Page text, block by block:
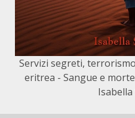
Servizi segreti,
eritrea - Sangue e